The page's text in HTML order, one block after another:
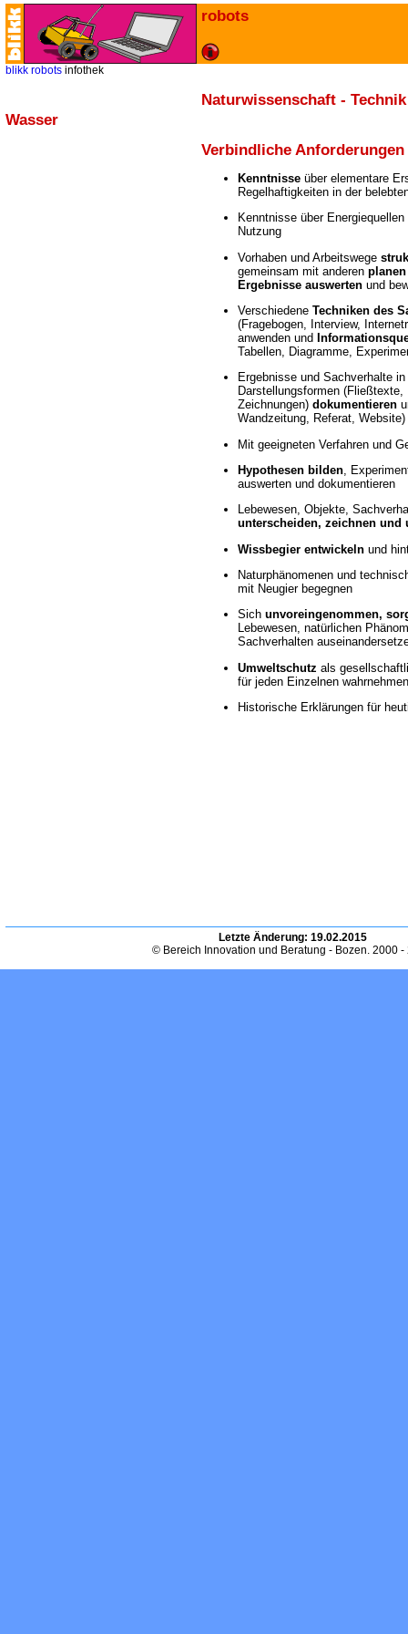
robots
blikk robots infothek
Naturwissenschaft - Technik
Wasser
Verbindliche Anforderungen
Kenntnisse über elementare
Regelhaftigkeiten in der
Kenntnisse über
Nutzung
Vorhaben und Arbeitswege
gemeinsam mit anderen planen
Ergebnisse auswerten und
Verschiedene Techniken des
(Fragebogen, Interview,
anwenden und
Tabellen, Diagramme,
Ergebnisse und Sachverhalte
Darstellungsformen
Zeichnungen) dokumentieren
Wandzeitung, Referat, Website)
Mit geeigneten Verfahren und
Hypothesen bilden ,
auswerten und dokumentieren
Lebewesen, Objekte,
unterscheiden, zeichnen und
Wissbegier entwickeln und
Naturphänomenen und
mit Neugier begegnen
Sich unvoreingenommen,
Lebewesen, natürlichen
Sachverhalten
Umweltschutz als
für jeden Einzelnen wahrnehmen
Historische Erklärungen für
Letzte Änderung: 19.02.2015
© Bereich Innovation und Beratung - Bozen. 2000 -